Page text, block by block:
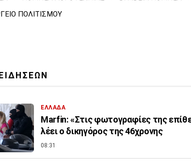
ΠΟΛΙΤΙΣΜΟΥ
ΕΛΛΑΔΑ
Marfin: «Στις φωτογραφίες της
λέει ο δικηγόρος της 46χρονης
08:31